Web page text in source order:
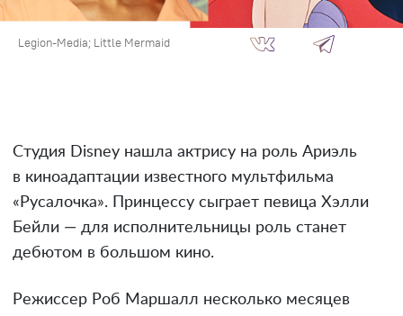
Legion-Media; Little Mermaid
Студия Disney нашла актрису на роль Ариэль
в киноадаптации известного мультфильма
«Русалочка». Принцессу сыграет певица Хэлли
Бейли — для исполнительницы роль станет
дебютом в большом кино.
Режиссер Роб Маршалл несколько месяцев